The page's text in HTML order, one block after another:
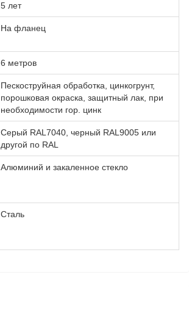
5 лет
На фланец
6 метров
Пескоструйная обработка, цинкогрунт,
порошковая окраска, защитный лак, при
необходимости гор. цинк
Серый RAL7040, черный RAL9005 или
другой по RAL
Алюминий и закаленное стекло
Сталь